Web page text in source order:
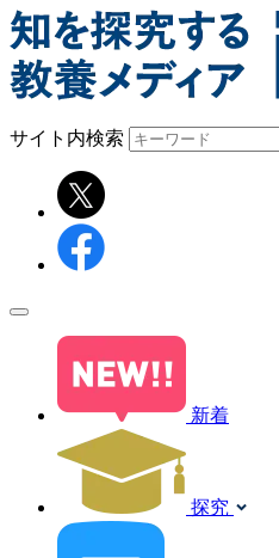
サイト内検索
新着
探究